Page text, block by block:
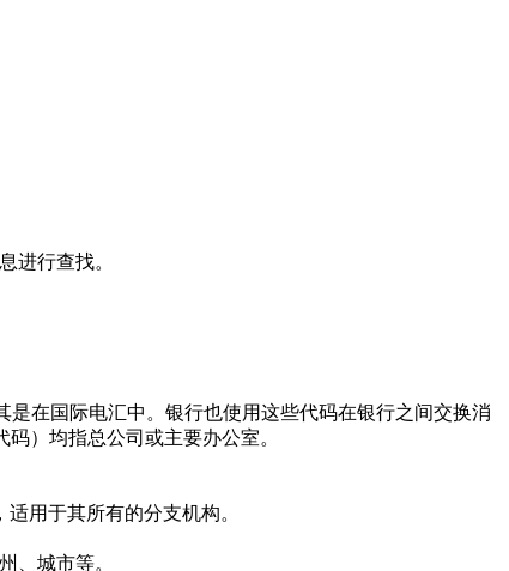
进行查找。
在国际电汇中。银行也使用这些代码在银行之间交换消
）均指总公司或主要办公室。
用于其所有的分支机构。
、城市等。